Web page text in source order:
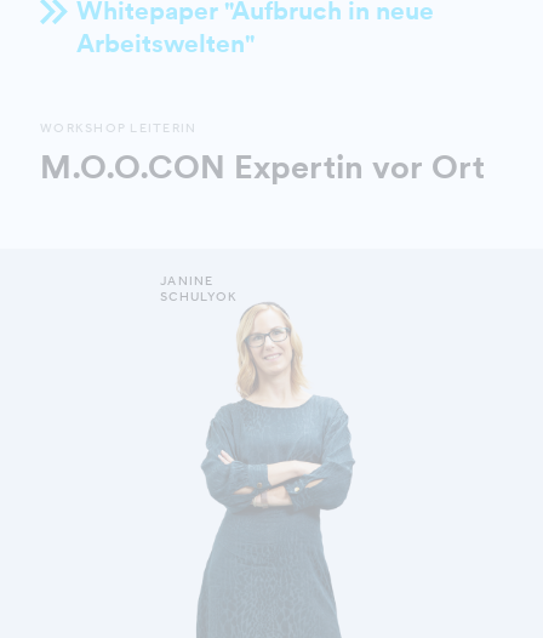
Whitepaper "Aufbruch in neue
Arbeitswelten"
WORKSHOP LEITERIN
M.O.O.CON Expertin vor Ort
MEHR ERFAHREN
JANINE
SCHULYOK